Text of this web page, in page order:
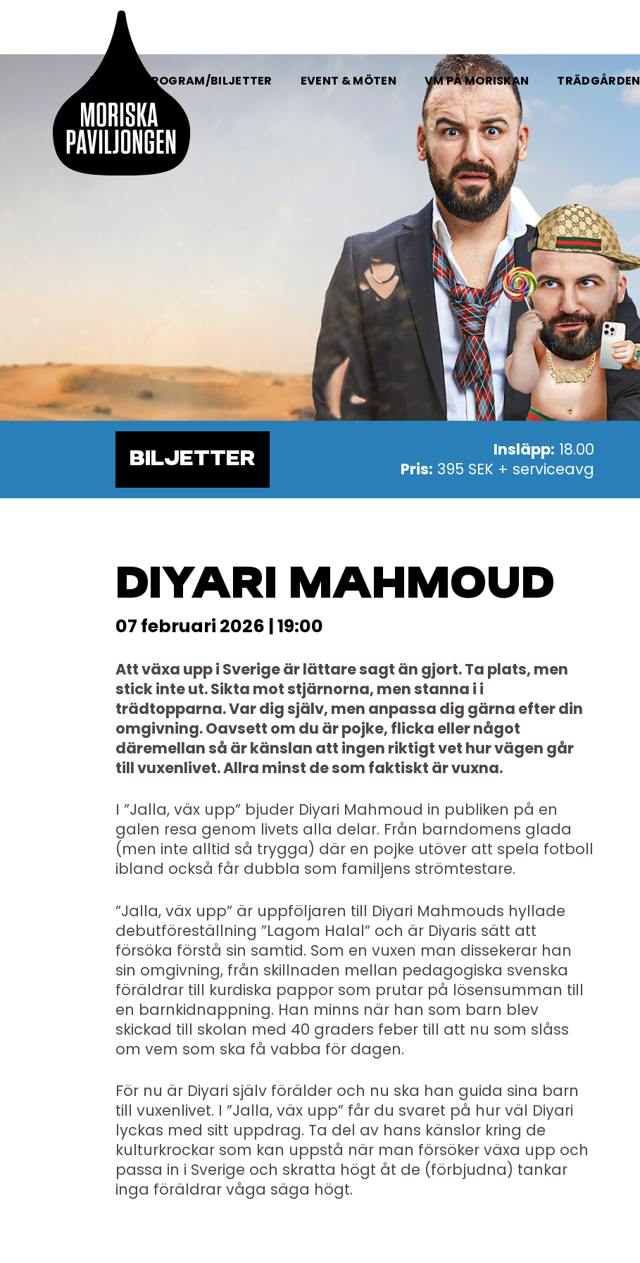
HEM PROGRAM/BILJETTER EVENT & MÖTEN VM PÅ MORISKAN TRÄDGÅRDEN
BILJETTER Insläpp: 18.00
Pris: 395 SEK + serviceavg
DIYARI MAHMOUD
07 februari 2026 | 19:00
Att växa upp i Sverige är lättare sagt än gjort. Ta plats, men
stick inte ut. Sikta mot stjärnorna, men stanna i i
trädtopparna. Var dig själv, men anpassa dig gärna efter din
omgivning. Oavsett om du är pojke, flicka eller något
däremellan så är känslan att ingen riktigt vet hur vägen går
till vuxenlivet. Allra minst de som faktiskt är vuxna.
I ”Jalla, väx upp” bjuder Diyari Mahmoud in publiken på en
galen resa genom livets alla delar. Från barndomens glada
(men inte alltid så trygga) där en pojke utöver att spela fotboll
ibland också får dubbla som familjens strömtestare.
”Jalla, väx upp” är uppföljaren till Diyari Mahmouds hyllade
debutföreställning ”Lagom Halal” och är Diyaris sätt att
försöka förstå sin samtid. Som en vuxen man dissekerar han
sin omgivning, från skillnaden mellan pedagogiska svenska
föräldrar till kurdiska pappor som prutar på lösensumman till
en barnkidnappning. Han minns när han som barn blev
skickad till skolan med 40 graders feber till att nu som slåss
om vem som ska få vabba för dagen.
För nu är Diyari själv förälder och nu ska han guida sina barn
till vuxenlivet. I ”Jalla, väx upp” får du svaret på hur väl Diyari
lyckas med sitt uppdrag. Ta del av hans känslor kring de
kulturkrockar som kan uppstå när man försöker växa upp och
passa in i Sverige och skratta högt åt de (förbjudna) tankar
inga föräldrar våga säga högt.